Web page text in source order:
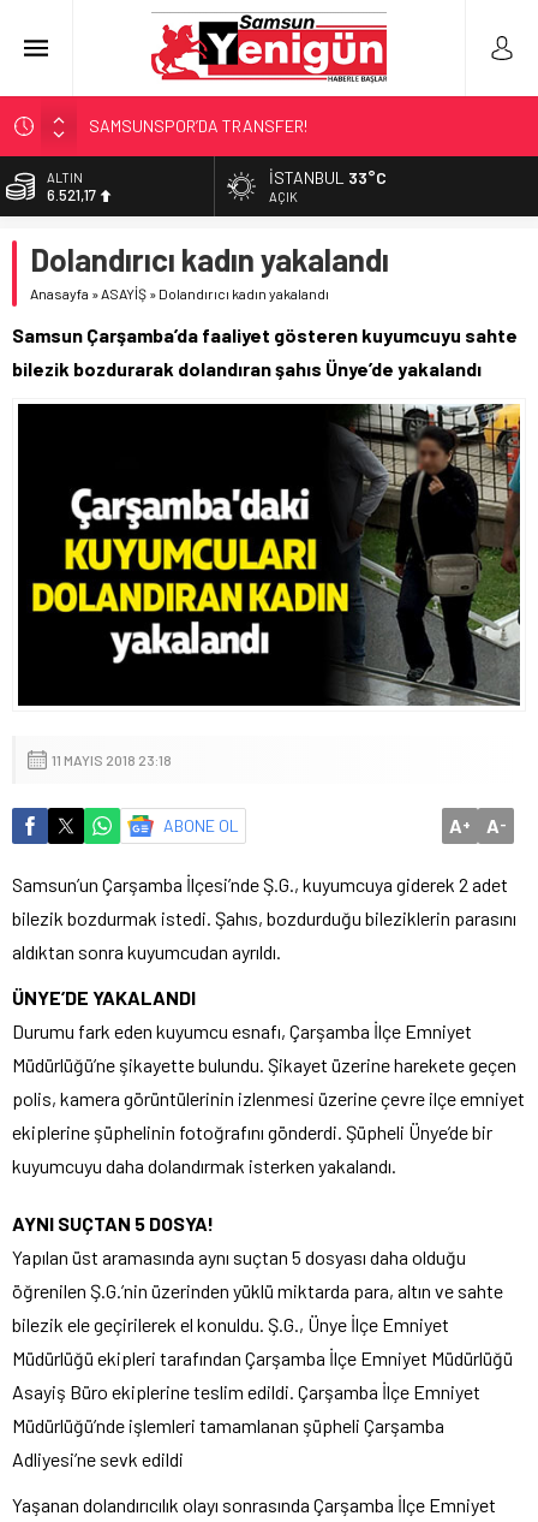
SAMSUNSPOR’DA TRANSFER!
ALAÇAM’A ‘DEV’ YATIRIM!
RAPÇİ KESKİN GÖZALTINDA!
İŞTE FINDIK FİYATI!
BİST
13.685,30
47,5953
EURO
6.521,17
İSTANBUL 33°C
AÇIK
Dolandırıcı kadın yakalandı
Anasayfa »ASAYİŞ » Dolandırıcı kadın yakalandı
Samsun Çarşamba’da faaliyet gösteren kuyumcuyu sahte
bilezik bozdurarak dolandıran şahıs Ünye’de yakalandı
11 MAYIS 2018 23:18
ABONE OL A+ A-
Samsun’un Çarşamba İlçesi’nde Ş.G., kuyumcuya giderek 2 adet
bilezik bozdurmak istedi. Şahıs, bozdurduğu bileziklerin parasını
aldıktan sonra kuyumcudan ayrıldı.
ÜNYE’DE YAKALANDI
Durumu fark eden kuyumcu esnafı, Çarşamba İlçe Emniyet
Müdürlüğü’ne şikayette bulundu. Şikayet üzerine harekete geçen
polis, kamera görüntülerinin izlenmesi üzerine çevre ilçe emniyet
ekiplerine şüphelinin fotoğrafını gönderdi. Şüpheli Ünye’de bir
kuyumcuyu daha dolandırmak isterken yakalandı.
AYNI SUÇTAN 5 DOSYA!
Yapılan üst aramasında aynı suçtan 5 dosyası daha olduğu
öğrenilen Ş.G.’nin üzerinden yüklü miktarda para, altın ve sahte
bilezik ele geçirilerek el konuldu. Ş.G., Ünye İlçe Emniyet
Müdürlüğü ekipleri tarafından Çarşamba İlçe Emniyet Müdürlüğü
Asayiş Büro ekiplerine teslim edildi. Çarşamba İlçe Emniyet
Müdürlüğü’nde işlemleri tamamlanan şüpheli Çarşamba
Adliyesi’ne sevk edildi
Yaşanan dolandırıcılık olayı sonrasında Çarşamba İlçe Emniyet